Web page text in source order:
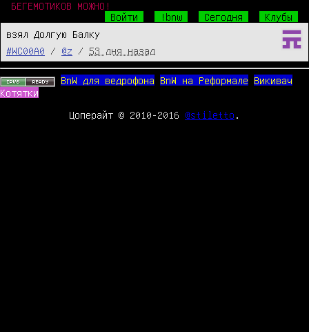
БЕГЕМОТИКОВ МОЖНО!
Войти
!bnw Сегодня
Клубы
взял Долгую Балку
#WC00A0
/ @z / 53 дня назад
BnW для ведрофона BnW на Реформале
Викивач
Котятки
Цоперайт © 2010-2016 @stiletto